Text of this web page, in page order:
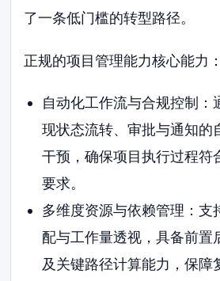
了一条低门槛的转型路径。
正规的项目管理能力核心能力：
自动化工作流与合规控制：
现状态流转、审批与通知的
干预，确保项目执行过程符
要求。
多维度资源与依赖管理：支
配与工作量透视，具备前置
及关键路径计算能力，保障